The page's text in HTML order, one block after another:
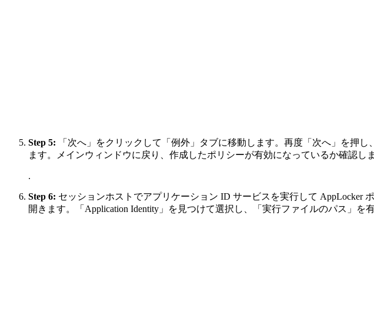
Step 5: 「次へ」をクリックして「例外」タブに移動します。再度「次へ」を押
ます。メインウィンドウに戻り、作成したポリシーが有効になっているか確認しま
.
Step 6: セッションホストでアプリケーション ID サービスを実行して AppLocker
開きます。「Application Identity」を見つけて選択し、「実行ファイルのパス」を